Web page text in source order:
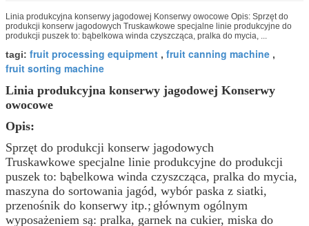
Linia produkcyjna konserwy jagodowej Konserwy owocowe Opis: Sprzęt do
produkcji konserw jagodowych Truskawkowe specjalne linie produkcyjne do
produkcji puszek to: bąbelkowa winda czyszcząca, pralka do mycia, ...
tagi: fruit processing equipment , fruit canning machine ,
fruit sorting machine
Linia produkcyjna konserwy jagodowej Konserwy
owocowe
Opis:
Sprzęt do produkcji konserw jagodowych
Truskawkowe specjalne linie produkcyjne do produkcji
puszek to: bąbelkowa winda czyszcząca, pralka do mycia,
maszyna do sortowania jagód, wybór paska z siatki,
przenośnik do konserwy itp.; głównym ogólnym
wyposażeniem są: pralka, garnek na cukier, miska do